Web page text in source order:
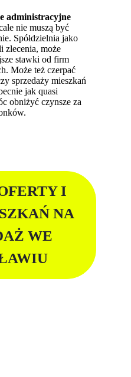
administracyjne
nie muszą być
Spółdzielnia jako
zlecenia, może
stawki od firm
Może też czerpać
sprzedaży mieszkań
jak quasi
obniżyć czynsze za
I
NA
WE